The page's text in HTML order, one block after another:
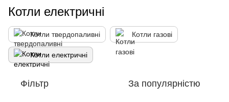
Котли електричні
Котли твердопаливні Котли газові
Котли електричні
Фільтр За популярністю